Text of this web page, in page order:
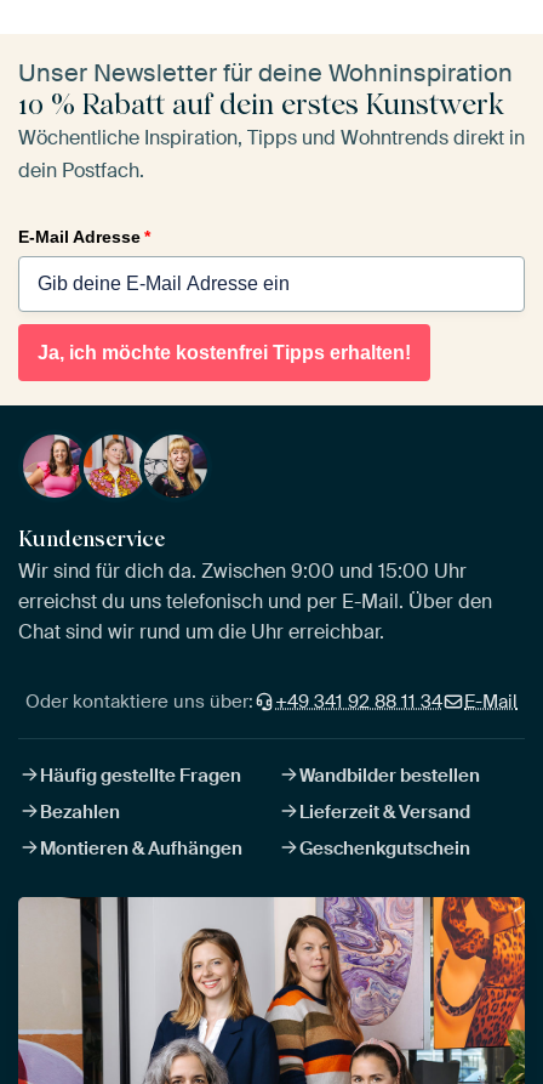
Unser Newsletter für deine Wohninspiration
10 % Rabatt auf dein erstes Kunstwerk
Wöchentliche Inspiration, Tipps und Wohntrends direkt in
dein Postfach.
E-Mail Adresse*
Ja, ich möchte kostenfrei Tipps erhalten!
Kundenservice
Wir sind für dich da. Zwischen 9:00 und 15:00 Uhr
erreichst du uns telefonisch und per E-Mail. Über den
Chat sind wir rund um die Uhr erreichbar.
Oder kontaktiere uns über: +49 341 92 88 11 34 E-Mail
Häufig gestellte Fragen
Wandbilder bestellen
Bezahlen
Lieferzeit & Versand
Montieren & Aufhängen
Geschenkgutschein